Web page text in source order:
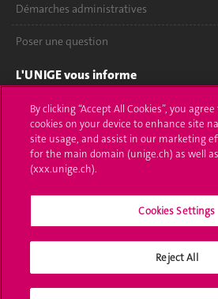
Démarches administratives
Poser une question
L'UNIGE vous informe
UNIGE Mobile
Médias
Offres d'emploi
Calendrier académique
Médias sociaux UNIGE
By clicking “Accept All Cookies”, you
cookies on your device to enhance site
site usage, and assist in our marketing
for the main domain (unige.ch) as well
(xxx.unige.ch).
Cookies Settings
Reject All